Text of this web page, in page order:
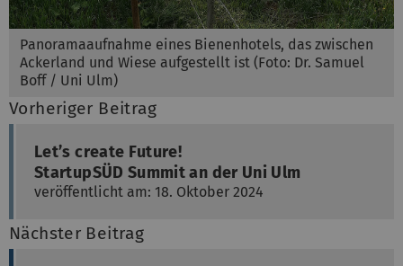
Panoramaaufnahme eines Bienenhotels, das zwischen
Ackerland und Wiese aufgestellt ist (Foto: Dr. Samuel
Boff / Uni Ulm)
Vorheriger Beitrag
Let’s create Future!
StartupSÜD Summit an der Uni Ulm
veröffentlicht am: 18. Oktober 2024
Nächster Beitrag